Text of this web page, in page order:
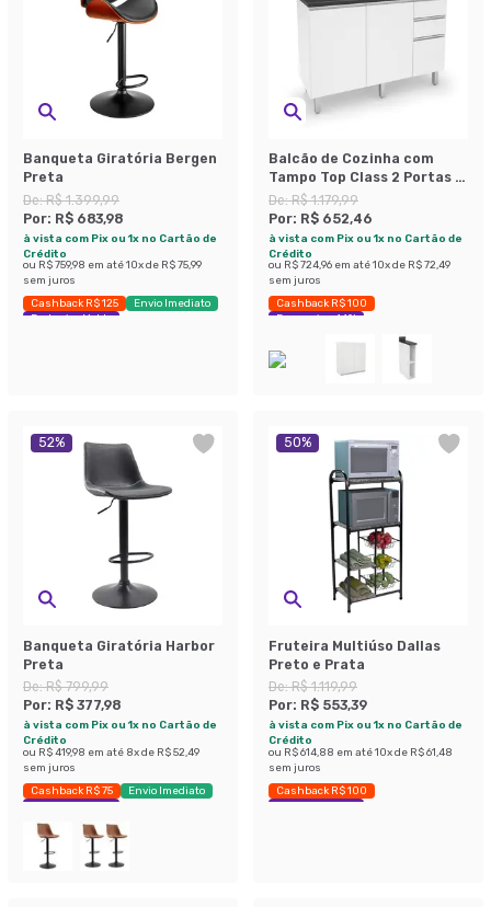
Banqueta Giratória Bergen
Preta
De:R$ 1.399,99
Por: R$ 683,98
à vista com Pix ou 1x no Cartão de
Crédito
ou R$ 759,98 em até10x de R$ 75,99
sem juros
Cashback R$ 125
Envio Imediato
Exclusivo Mobly
Balcão de Cozinha com
Tampo Top Class 2 Portas 3
Gavetas Branco
De:R$ 1.179,99
Por: R$ 652,46
à vista com Pix ou 1x no Cartão de
Crédito
ou R$ 724,96 em até10x de R$ 72,49
sem juros
Cashback R$ 100
Economize 44%
52%
Banqueta Giratória Harbor
Preta
De:R$ 799,99
Por: R$ 377,98
à vista com Pix ou 1x no Cartão de
Crédito
ou R$ 419,98 em até 8x de R$ 52,49
sem juros
Cashback R$ 75
Envio Imediato
Exclusivo Mobly
50%
Fruteira Multiúso Dallas
Preto e Prata
De:R$ 1.119,99
Por: R$ 553,39
à vista com Pix ou 1x no Cartão de
Crédito
ou R$ 614,88 em até10x de R$ 61,48
sem juros
Cashback R$ 100
Economize 50%